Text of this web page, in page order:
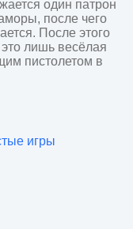
один патрон
после чего
После этого
лишь весёлая
пистолетом в
игры